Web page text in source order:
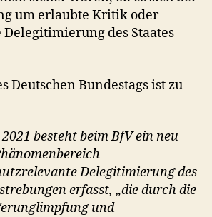
um erlaubte Kritik oder
des Staates
Deutschen Bundestags ist zu
besteht beim BfV ein neu
Delegitimierung des
erfasst, „die durch die
und